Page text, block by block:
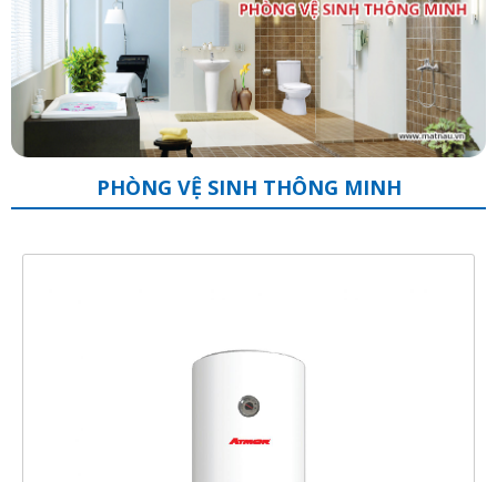
PHÒNG VỆ SINH THÔNG MINH